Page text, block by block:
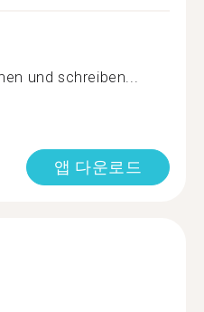
und schreiben...
앱 다운로드